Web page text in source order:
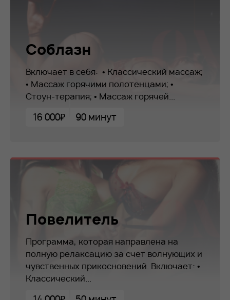
Соблазн
Включает в себя: • Классический массаж;
• Массаж горячими полотенцами; •
Стоун-терапия; • Массаж горячей...
16 000₽ 90 минут
Повелитель
Программа, которая направлена на
полную релаксацию за счет волнующих и
чувственных прикосновений. Включает: •
Классический...